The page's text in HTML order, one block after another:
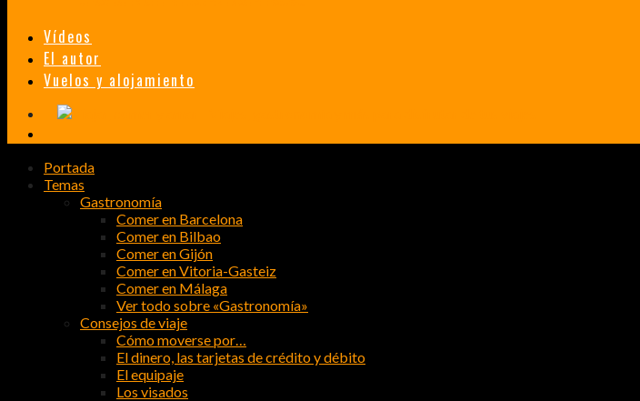
Vídeos
El autor
Vuelos y alojamiento
Portada
Temas
Gastronomía
Comer en Barcelona
Comer en Bilbao
Comer en Gijón
Comer en Vitoria-Gasteiz
Comer en Málaga
Ver todo sobre «Gastronomía»
Consejos de viaje
Cómo moverse por…
El dinero, las tarjetas de crédito y débito
El equipaje
Los visados